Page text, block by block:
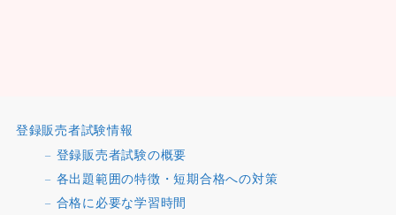
登録販売者試験情報
登録販売者試験の概要
各出題範囲の特徴・短期合格への対策
合格に必要な学習時間